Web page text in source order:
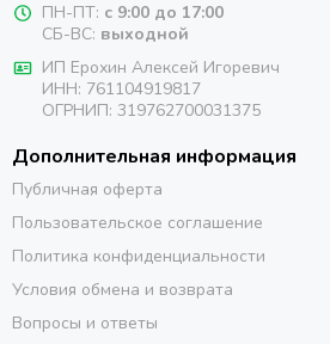
ПН-ПТ: с 9:00 до 17:00
СБ-ВС: выходной
ИП Ерохин Алексей Игоревич
ИНН: 761104919817
ОГРНИП: 319762700031375
Дополнительная информация
Публичная оферта
Пользовательское соглашение
Политика конфиденциальности
Условия обмена и возврата
Вопросы и ответы